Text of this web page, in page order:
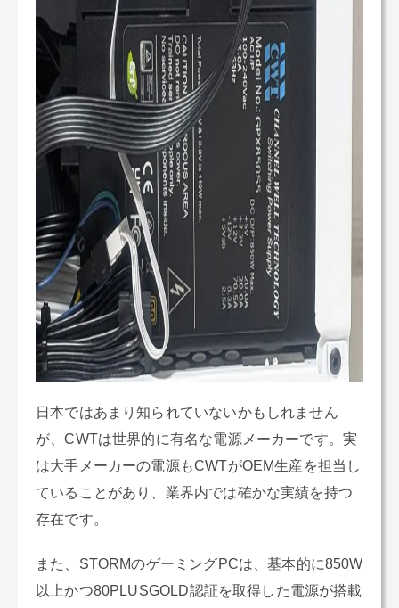
日本ではあまり知られていないかもしれません
が、CWTは世界的に有名な電源メーカーです。実
は大手メーカーの電源もCWTがOEM生産を担当し
ていることがあり、業界内では確かな実績を持つ
存在です。
また、STORMのゲーミングPCは、基本的に850W
以上かつ80PLUSGOLD認証を取得した電源が搭載